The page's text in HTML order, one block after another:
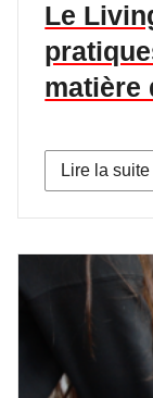
Le
matière
Lire la suite